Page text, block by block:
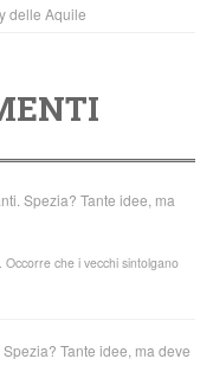
delle Aquile
Spezia? Tante idee, ma
che i vecchi sintolgano
Tante idee, ma deve